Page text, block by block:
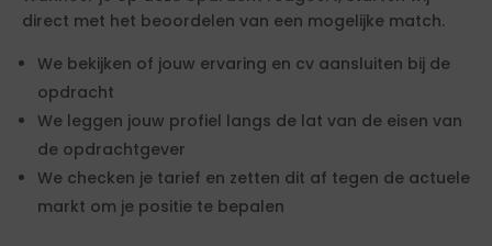
direct met het beoordelen van een mogelijke match.
We bekijken of jouw ervaring en cv aansluiten bij de
opdracht
We leggen jouw profiel langs de lat van de eisen van
de opdrachtgever
We checken je tarief en zetten dit af tegen de actuele
markt om je positie te bepalen